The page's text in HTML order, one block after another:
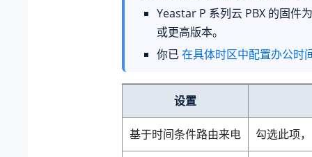
Yeastar P 系列云 PBX的固件
或更高版本。
你已在具体时区中配置办公时
设置
基于时间条件路由来电 勾选此项